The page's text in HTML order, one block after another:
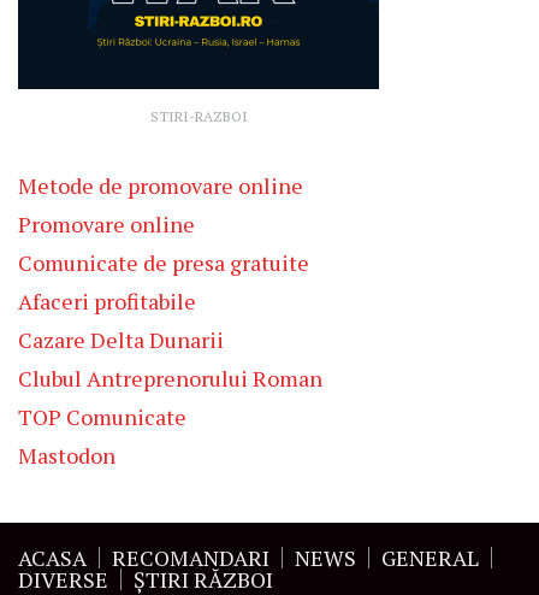
STIRI-RAZBOI
Metode de promovare online
Promovare online
Comunicate de presa gratuite
Afaceri profitabile
Cazare Delta Dunarii
Clubul Antreprenorului Roman
TOP Comunicate
Mastodon
ACASA RECOMANDARI NEWS GENERAL
DIVERSE ŞTIRI RĂZBOI